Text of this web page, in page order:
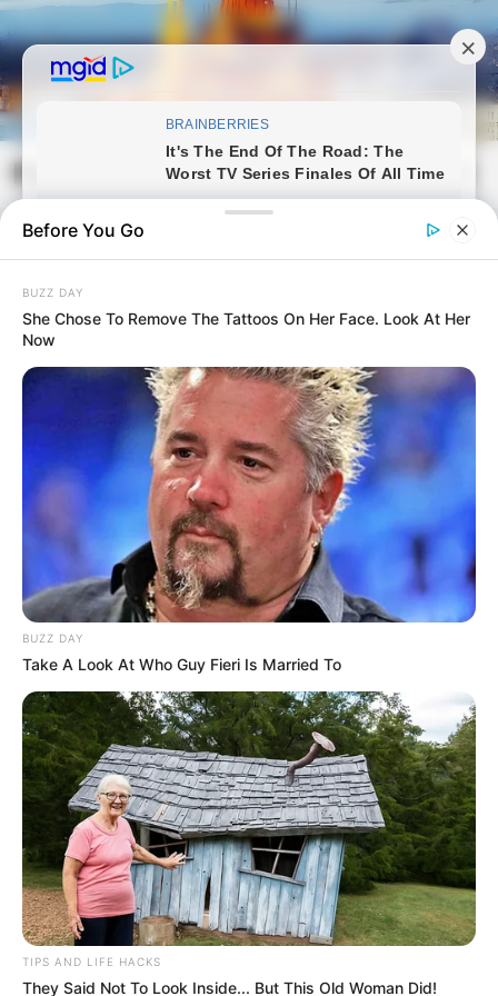
Skip
to
content
Magyarvilag.com
Open
Search
in
Friss hírek
Magyar Péter: Megnyitjuk az
emberek előtt a Karmelitát és a
Rogán-féle minisztériumi
épületet
bySzerző • May 18, 2026
Before You Go
BUZZ DAY
She Chose To Remove The Tattoos On Her Face. Look At Her
Now
BUZZ DAY
Take A Look At Who Guy Fieri Is Married To
TIPS AND LIFE HACKS
They Said Not To Look Inside... But This Old Woman Did!